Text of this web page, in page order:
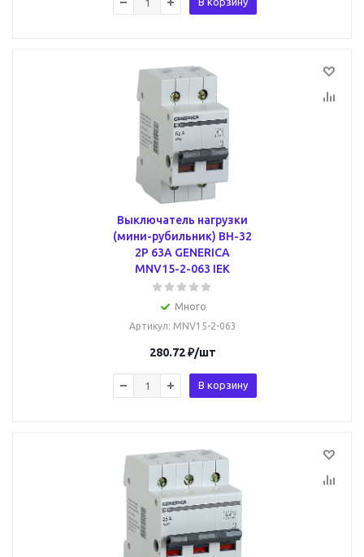
Выключатель нагрузки
(мини-рубильник) ВН-32
2Р 63А GENERICA
MNV15-2-063 IEK
Много
Артикул: MNV15-2-063
280.72₽/шт
В корзину